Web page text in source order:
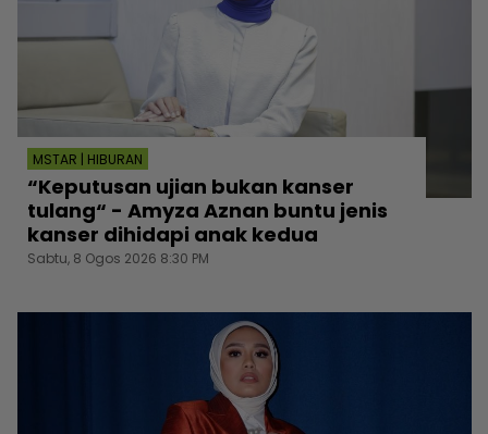
MSTAR | HIBURAN
“Keputusan ujian bukan kanser
tulang“ - Amyza Aznan buntu jenis
kanser dihidapi anak kedua
Sabtu, 8 Ogos 2026 8:30 PM